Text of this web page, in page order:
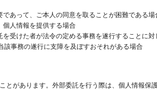
であって、ご本人の同意を取ることが困難である場
個人情報を提供する場合
を受けた者が法令の定める事務を遂行することに
該事務の遂行に支障を及ぼすおそれがある場合
とがあります。外部委託を行う際は、個人情報保